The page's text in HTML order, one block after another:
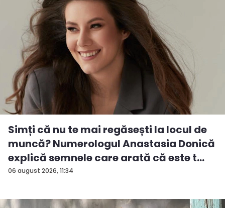
06 august 2026, 11:34
Simți că nu te mai regăsești la locul de
muncă? Numerologul Anastasia Donică
explică semnele care arată că este t...